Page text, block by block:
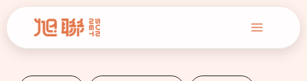
至
Main
Menu